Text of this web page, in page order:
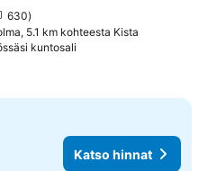
630
5.1 km kohteesta Kista
kuntosali
Katso hinnat